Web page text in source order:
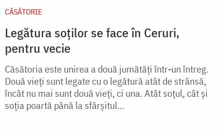
CĂSĂTORIE
Legătura soților se face în Ceruri,
pentru vecie
Căsătoria este unirea a două jumătăți într-un întreg.
Două vieți sunt legate cu o legătură atât de strânsă,
încât nu mai sunt două vieți, ci una. Atât soțul, cât și
soția poartă până la sfârșitul...